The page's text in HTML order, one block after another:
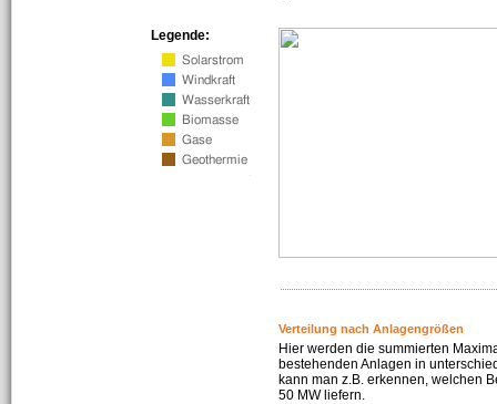
Legende:
Verteilung nach Anlagengrößen
Hier werden die summierten
bestehenden Anlagen in
kann man z.B. erkennen, welchen
50 MW liefern.